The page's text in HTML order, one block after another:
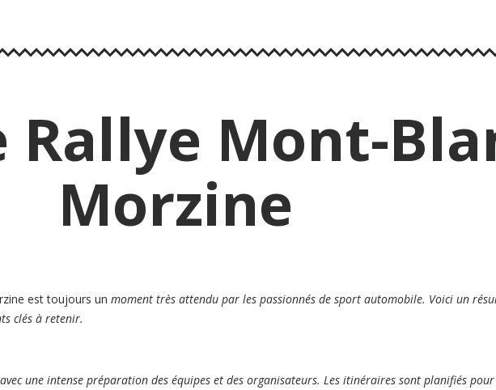
Rallye Mont-
Morzine
est toujours un moment très attendu par les passionnés de sport automobile. Voici un
clés à retenir.
une intense préparation des équipes et des organisateurs. Les itinéraires sont planifiés